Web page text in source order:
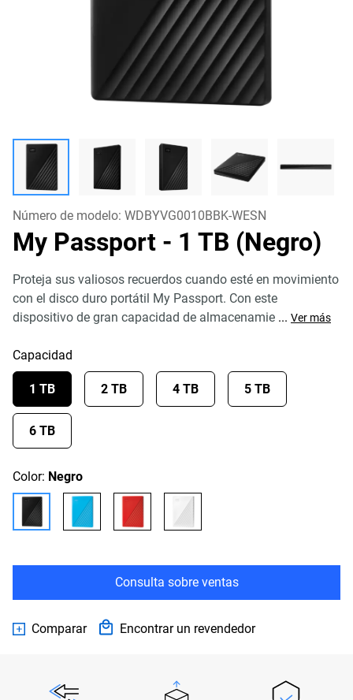
Número de modelo: WDBYVG0010BBK-WESN
My Passport - 1 TB (Negro)
Proteja sus valiosos recuerdos cuando esté en movimiento
con el disco duro portátil My Passport. Con este
dispositivo de gran capacidad de almacenamie ... Ver más
Capacidad
1 TB 2 TB 4 TB 5 TB
6 TB
Color: Negro
Consulta sobre ventas
Comparar Encontrar un revendedor